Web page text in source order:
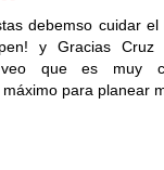
debemso cuidar
y Gracias
veo que es muy
para planear